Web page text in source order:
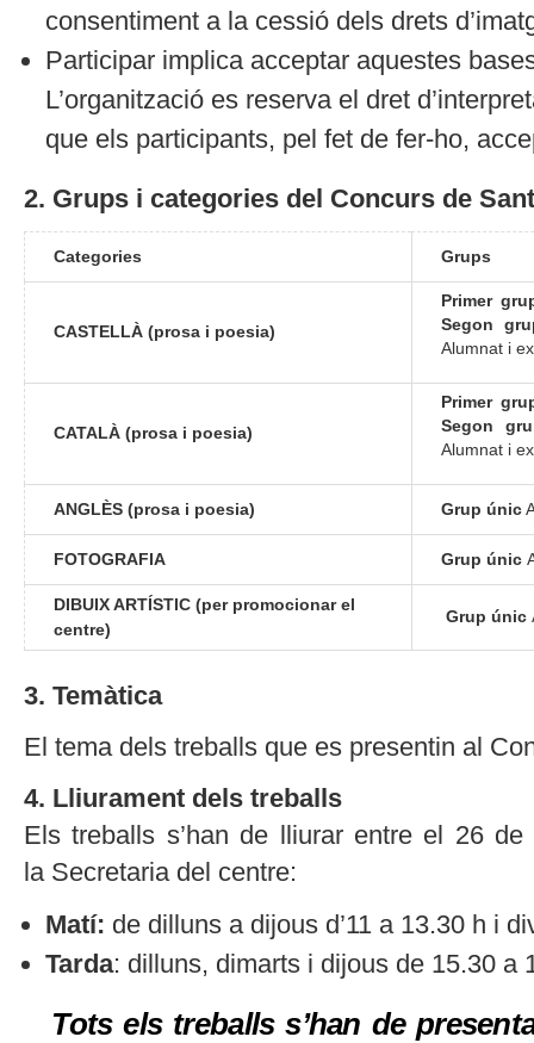
consentiment a la cessió dels drets
Participar implica acceptar aquestes
L’organització es reserva el dret
que els participants, pel fet de fer-ho,
2. Grups i categories del Concurs de
Categories Grups
CASTELLÀ (prosa i poesia)
Primer
Segon
Alumnat i
CATALÀ (prosa i poesia)
Primer
Segon
Alumnat i
ANGLÈS (prosa i poesia) Grup únic
FOTOGRAFIA Grup únic
DIBUIX ARTÍSTIC (per promocionar el
centre)
Grup únic
3. Temàtica
El tema dels treballs que es presentin al
4. Lliurament dels treballs
Els treballs s’han de lliurar entre el 26
la Secretaria del centre:
Matí: de dilluns a dijous d’11 a 13.30 h i
Tarda: dilluns, dimarts i dijous de 15.30 a
Tots els treballs s’han de